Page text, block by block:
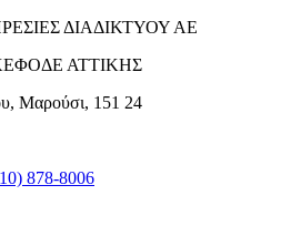
ΔΙΑΔΙΚΤΥΟΥ ΑΕ
ΑΤΤΙΚΗΣ
Μαρούσι, 151 24
878-8006